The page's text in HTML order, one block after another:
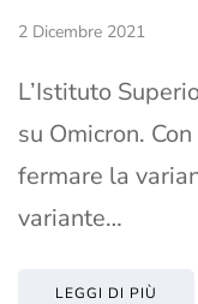
2 Dicembre 2021
L’Istituto
su Omicron.
fermare la
variante…
LEGGI DI PIÙ